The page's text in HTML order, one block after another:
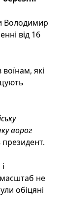
Володимир
від 16
які
ворог
президент.
масштаб не
обіцяні